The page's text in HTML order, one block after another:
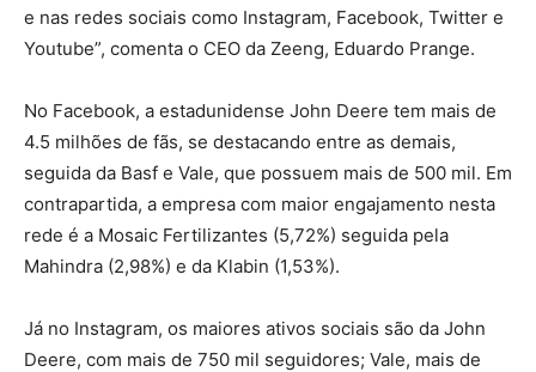
e nas redes sociais como Instagram, Facebook, Twitter e
Youtube”, comenta o CEO da Zeeng, Eduardo Prange.
No Facebook, a estadunidense John Deere tem mais de
4.5 milhões de fãs, se destacando entre as demais,
seguida da Basf e Vale, que possuem mais de 500 mil. Em
contrapartida, a empresa com maior engajamento nesta
rede é a Mosaic Fertilizantes (5,72%) seguida pela
Mahindra (2,98%) e da Klabin (1,53%).
Já no Instagram, os maiores ativos sociais são da John
Deere, com mais de 750 mil seguidores; Vale, mais de